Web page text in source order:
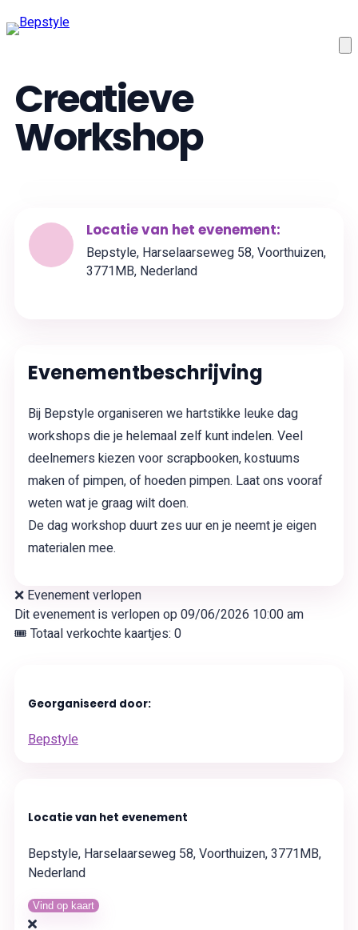
Creatieve
Workshop
Locatie van het evenement:
Bepstyle, Harselaarseweg 58, Voorthuizen,
3771MB, Nederland
Evenementbeschrijving
Bij Bepstyle organiseren we hartstikke leuke dag
workshops die je helemaal zelf kunt indelen. Veel
deelnemers kiezen voor scrapbooken, kostuums
maken of pimpen, of hoeden pimpen. Laat ons vooraf
weten wat je graag wilt doen.
De dag workshop duurt zes uur en je neemt je eigen
materialen mee.
❌ Evenement verlopen
Dit evenement is verlopen op09/06/2026 10:00 am
🎟 Totaal verkochte kaartjes: 0
Georganiseerd door:
Bepstyle
Locatie van het evenement
Bepstyle, Harselaarseweg 58, Voorthuizen, 3771MB,
Nederland
Vind op kaart